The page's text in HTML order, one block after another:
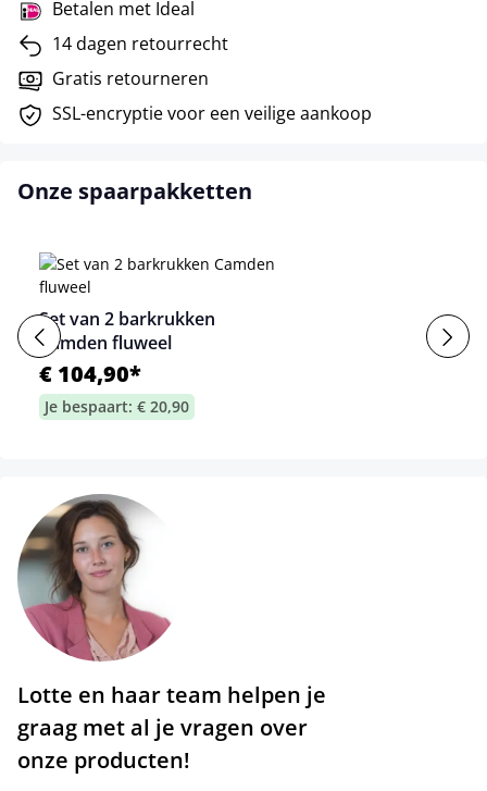
Betalen met Ideal
14 dagen retourrecht
Gratis retourneren
SSL-encryptie voor een veilige aankoop
Onze spaarpakketten
Set van 2 barkrukken
Camden fluweel
€ 104,90*
Je bespaart: € 20,90
Lotte en haar team helpen je
graag met al je vragen over
onze producten!